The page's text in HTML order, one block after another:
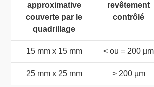
approximative
couverte par le
quadrillage
revêtement
contrôlé
15 mm x 15 mm < ou = 200 µm
25 mm x 25 mm > 200 µm